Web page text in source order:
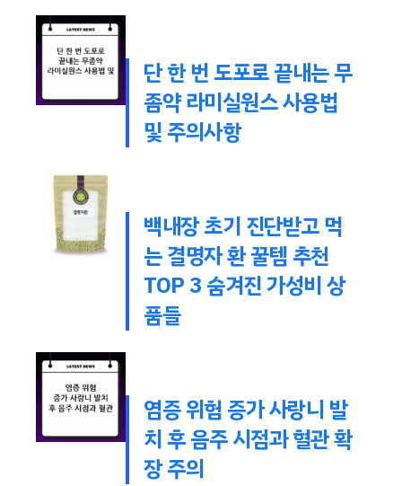
단 한 번 도포로 끝내는 무
좀약 라미실원스 사용법
및 주의사항
백내장 초기 진단받고 먹
는 결명자 환 꿀템 추천
TOP 3 숨겨진 가성비 상
품들
염증 위험 증가 사랑니 발
치 후 음주 시점과 혈관 확
장 주의